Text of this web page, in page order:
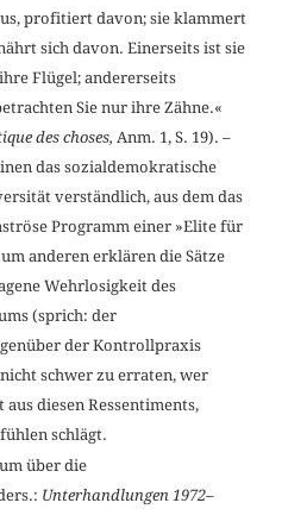
profitiert davon; sie klammert
sich davon. Einerseits ist sie
Flügel; andererseits
Sie nur ihre Zähne.«
des choses, Anm. 1, S. 19). –
das sozialdemokratische
verständlich, aus dem das
Programm einer »Elite für
anderen erklären die Sätze
Wehrlosigkeit des
(sprich: der
der Kontrollpraxis
schwer zu erraten, wer
diesen Ressentiments,
schlägt.
über die
Unterhandlungen 1972–